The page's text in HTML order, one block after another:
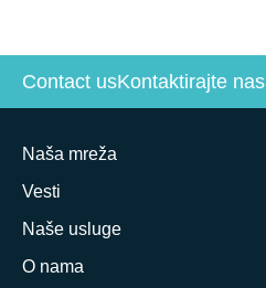
Contact usKontaktirajte nas
Naša mreža
Vesti
Naše usluge
O nama